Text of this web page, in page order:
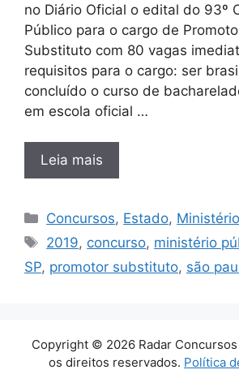
no Diário Oficial o edital do 93º
Público para o cargo de
Substituto com 80 vagas
requisitos para o cargo: ser
concluído o curso de
em escola oficial …
Leia mais
Categorias
Concursos, Estado,
Tags
2019, concurso, ministério
SP, promotor substituto, são
Copyright © 2026 Radar
os direitos reservados. Política